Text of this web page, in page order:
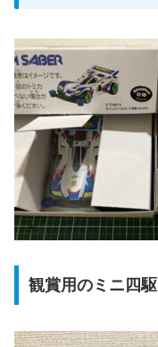
観賞用のミニ四駆